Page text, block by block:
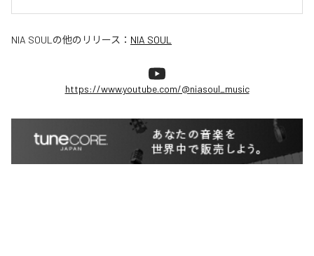
NIA SOUL の他のリリース： NIA SOUL
https://www.youtube.com/@niasoul_music